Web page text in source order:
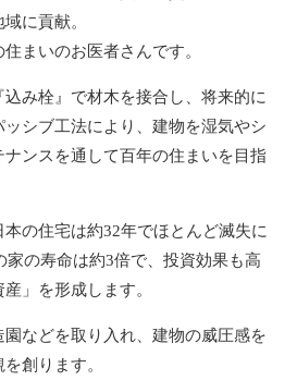
に貢献。
まいのお医者さんです。
み栓』で材木を接合し、将来的に
シブ工法により、建物を湿気やシ
ンスを通して百年の住まいを目指
本の住宅は約32年でほとんど滅失に
の寿命は約3倍で、投資効果も高
」を形成します。
園などを取り入れ、建物の威圧感を
創ります。